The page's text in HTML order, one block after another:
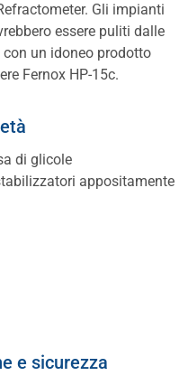
Gli impianti
essere puliti dalle
un idoneo prodotto
Fernox HP-15c.
di glicole
appositamente
e sicurezza